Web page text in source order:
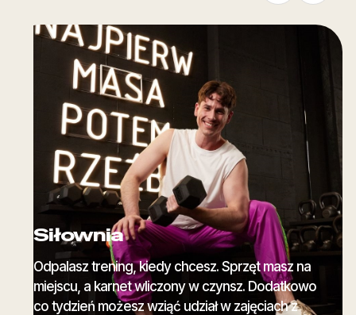
Siłownia
Odpalasz trening, kiedy chcesz. Sprzęt masz na
miejscu, a karnet wliczony w czynsz. Dodatkowo
co tydzień możesz wziąć udział w zajęciach z